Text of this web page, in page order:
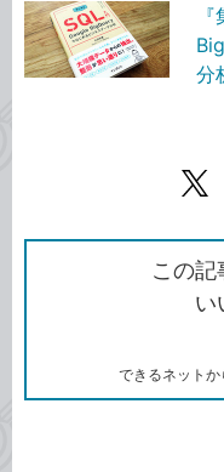
分
X
で
シ
ェ
ア
この記
い
できるネットか